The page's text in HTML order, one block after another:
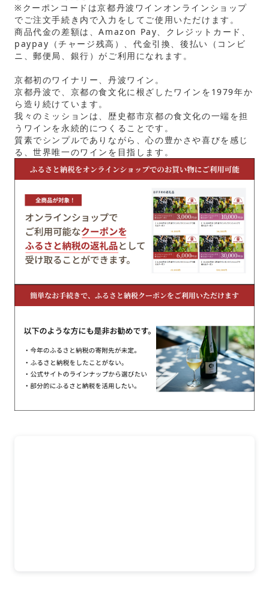
※クーポンコードは京都丹波ワインオンラインショップ
でご注文手続き内で入力をしてご使用いただけます。
商品代金の差額は、Amazon Pay、クレジットカード、
paypay（チャージ残高）、代金引換、後払い（コンビ
ニ、郵便局、銀行）がご利用になれます。
京都初のワイナリー、丹波ワイン。
京都丹波で、京都の食文化に根ざしたワインを1979年か
ら造り続けています。
我々のミッションは、歴史都市京都の食文化の一端を担
うワインを永続的につくることです。
質素でシンプルでありながら、心の豊かさや喜びを感じ
る、世界唯一のワインを目指します。